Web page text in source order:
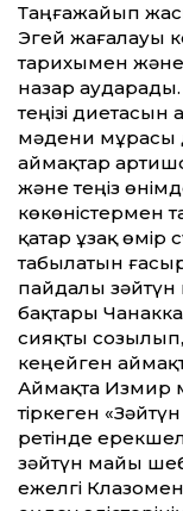
Таңғажайып
Эгей жағалауы
тарихымен
назар
теңізі
мәдени мұрасы
аймақтар
және теңіз
көкөністермен
қатар ұзақ өмір
табылатын
пайдалы
бақтары
сияқты
кеңейген
Аймақта Измир
тіркеген
ретінде
зәйтүн майы
ежелгі